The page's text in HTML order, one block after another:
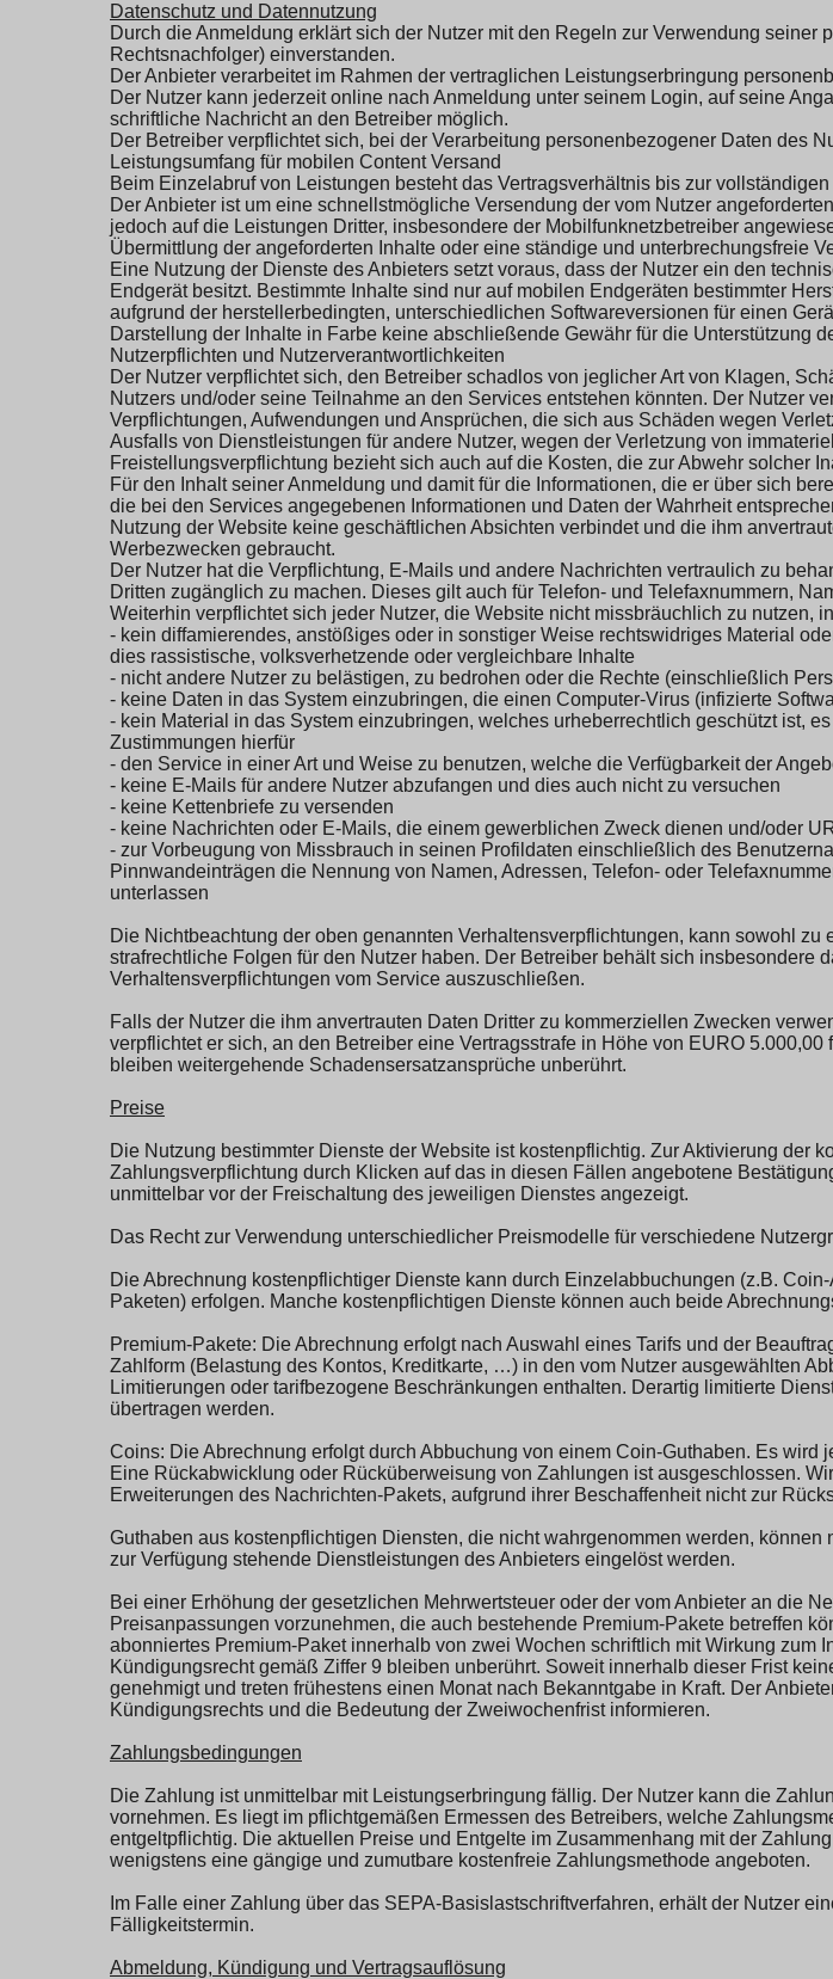
Datenschutz und Datennutzung
Durch die Anmeldung erklärt sich der Nutzer mit den Regeln zur Verwendung
Rechtsnachfolger) einverstanden.
Der Anbieter verarbeitet im Rahmen der vertraglichen Leistungserbringung
Der Nutzer kann jederzeit online nach Anmeldung unter seinem Login, auf seine
schriftliche Nachricht an den Betreiber möglich.
Der Betreiber verpflichtet sich, bei der Verarbeitung personenbezogener Daten des
Leistungsumfang für mobilen Content Versand
Beim Einzelabruf von Leistungen besteht das Vertragsverhältnis bis zur
Der Anbieter ist um eine schnellstmögliche Versendung der vom Nutzer
jedoch auf die Leistungen Dritter, insbesondere der Mobilfunknetzbetreiber
Übermittlung der angeforderten Inhalte oder eine ständige und unterbrechungsfreie
Eine Nutzung der Dienste des Anbieters setzt voraus, dass der Nutzer ein den
Endgerät besitzt. Bestimmte Inhalte sind nur auf mobilen Endgeräten bestimmter
aufgrund der herstellerbedingten, unterschiedlichen Softwareversionen für einen
Darstellung der Inhalte in Farbe keine abschließende Gewähr für die Unterstützung
Nutzerpflichten und Nutzerverantwortlichkeiten
Der Nutzer verpflichtet sich, den Betreiber schadlos von jeglicher Art von Klagen,
Nutzers und/oder seine Teilnahme an den Services entstehen könnten. Der Nutzer
Verpflichtungen, Aufwendungen und Ansprüchen, die sich aus Schäden wegen
Ausfalls von Dienstleistungen für andere Nutzer, wegen der Verletzung von
Freistellungsverpflichtung bezieht sich auch auf die Kosten, die zur Abwehr solcher
Für den Inhalt seiner Anmeldung und damit für die Informationen, die er über sich
die bei den Services angegebenen Informationen und Daten der Wahrheit
Nutzung der Website keine geschäftlichen Absichten verbindet und die ihm
Werbezwecken gebraucht.
Der Nutzer hat die Verpflichtung, E-Mails und andere Nachrichten vertraulich zu
Dritten zugänglich zu machen. Dieses gilt auch für Telefon- und Telefaxnummern,
Weiterhin verpflichtet sich jeder Nutzer, die Website nicht missbräuchlich zu nutzen,
- kein diffamierendes, anstößiges oder in sonstiger Weise rechtswidriges Material
dies rassistische, volksverhetzende oder vergleichbare Inhalte
- nicht andere Nutzer zu belästigen, zu bedrohen oder die Rechte (einschließlich
- keine Daten in das System einzubringen, die einen Computer-Virus (infizierte
- kein Material in das System einzubringen, welches urheberrechtlich geschützt ist,
Zustimmungen hierfür
- den Service in einer Art und Weise zu benutzen, welche die Verfügbarkeit der
- keine E-Mails für andere Nutzer abzufangen und dies auch nicht zu versuchen
- keine Kettenbriefe zu versenden
- keine Nachrichten oder E-Mails, die einem gewerblichen Zweck dienen und/oder
- zur Vorbeugung von Missbrauch in seinen Profildaten einschließlich des
Pinnwandeinträgen die Nennung von Namen, Adressen, Telefon- oder
unterlassen
Die Nichtbeachtung der oben genannten Verhaltensverpflichtungen, kann sowohl
strafrechtliche Folgen für den Nutzer haben. Der Betreiber behält sich insbesondere
Verhaltensverpflichtungen vom Service auszuschließen.
Falls der Nutzer die ihm anvertrauten Daten Dritter zu kommerziellen Zwecken
verpflichtet er sich, an den Betreiber eine Vertragsstrafe in Höhe von EURO
bleiben weitergehende Schadensersatzansprüche unberührt.
Preise
Die Nutzung bestimmter Dienste der Website ist kostenpflichtig. Zur Aktivierung der
Zahlungsverpflichtung durch Klicken auf das in diesen Fällen angebotene
unmittelbar vor der Freischaltung des jeweiligen Dienstes angezeigt.
Das Recht zur Verwendung unterschiedlicher Preismodelle für verschiedene
Die Abrechnung kostenpflichtiger Dienste kann durch Einzelabbuchungen (z.B.
Paketen) erfolgen. Manche kostenpflichtigen Dienste können auch beide
Premium-Pakete: Die Abrechnung erfolgt nach Auswahl eines Tarifs und der
Zahlform (Belastung des Kontos, Kreditkarte, …) in den vom Nutzer ausgewählten
Limitierungen oder tarifbezogene Beschränkungen enthalten. Derartig limitierte
übertragen werden.
Coins: Die Abrechnung erfolgt durch Abbuchung von einem Coin-Guthaben. Es
Eine Rückabwicklung oder Rücküberweisung von Zahlungen ist ausgeschlossen.
Erweiterungen des Nachrichten-Pakets, aufgrund ihrer Beschaffenheit nicht zur
Guthaben aus kostenpflichtigen Diensten, die nicht wahrgenommen werden,
zur Verfügung stehende Dienstleistungen des Anbieters eingelöst werden.
Bei einer Erhöhung der gesetzlichen Mehrwertsteuer oder der vom Anbieter an die
Preisanpassungen vorzunehmen, die auch bestehende Premium-Pakete betreffen
abonniertes Premium-Paket innerhalb von zwei Wochen schriftlich mit Wirkung zum
Kündigungsrecht gemäß Ziffer 9 bleiben unberührt. Soweit innerhalb dieser Frist
genehmigt und treten frühestens einen Monat nach Bekanntgabe in Kraft. Der
Kündigungsrechts und die Bedeutung der Zweiwochenfrist informieren.
Zahlungsbedingungen
Die Zahlung ist unmittelbar mit Leistungserbringung fällig. Der Nutzer kann die
vornehmen. Es liegt im pflichtgemäßen Ermessen des Betreibers, welche
entgeltpflichtig. Die aktuellen Preise und Entgelte im Zusammenhang mit der
wenigstens eine gängige und zumutbare kostenfreie Zahlungsmethode angeboten.
Im Falle einer Zahlung über das SEPA-Basislastschriftverfahren, erhält der Nutzer
Fälligkeitstermin.
Abmeldung, Kündigung und Vertragsauflösung